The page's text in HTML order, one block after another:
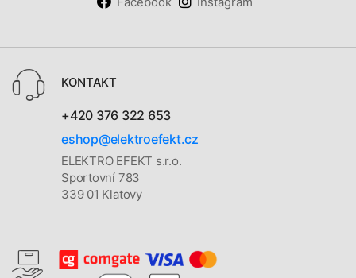
KONTAKT
+420 376 322 653
eshop@elektroefekt.cz
ELEKTRO EFEKT s.r.o.
Sportovní 783
339 01 Klatovy